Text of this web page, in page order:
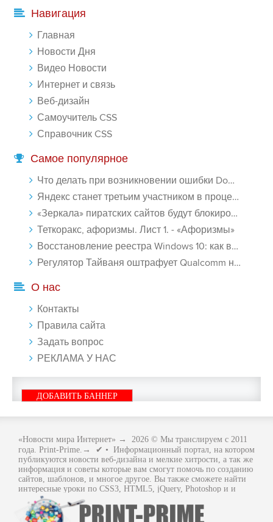
Навигация
Главная
Новости Дня
Видео Новости
Интернет и связь
Веб-дизайн
Самоучитель CSS
Справочник CSS
Самое популярное
Что делать при возникновении ошибки Download interrupted в Chrome - «Windows»
Яндекс станет третьим участником в процессе ФАС против Google - «Интернет»
«Зеркала» пиратских сайтов будут блокироваться! - «Интернет»
Теткоракс, афоризмы. Лист 1. - «Афоризмы»
Восстановление реестра Windows 10: как восстановить реестр Виндовс 10 - «Windows»
Регулятор Тайваня оштрафует Qualcomm на $774 млн - «Новости сети»
О нас
Контакты
Правила сайта
Задать вопрос
РЕКЛАМА У НАС
ДОБАВИТЬ БАННЕР
«Новости мира Интернет» → 2026 © Мы транслируем с 2011
года. Print-Prime.→ ✔ • Информационный портал, на котором
публикуются новости веб-дизайна и мелкие хитрости, а так же
информация и советы которые вам смогут помочь по созданию
сайтов, шаблонов, и многое другое. Вы также сможете найти
интересные уроки по CSS3, HTML5, jQuery, Photoshop и и
многое другое, интересное, с интернет мира. Вся информация
размещенная на сайте предназначена исключительно в
ознакомительных целях и ошибки в учении не кто не отменял